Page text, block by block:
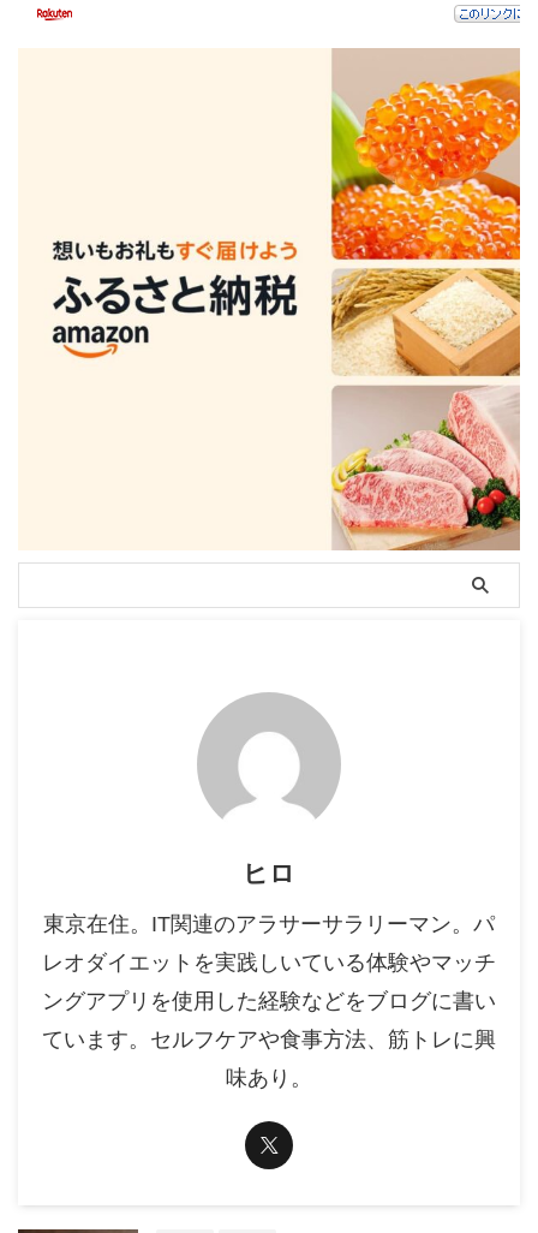
ヒロ
東京在住。IT関連のアラサーサラリーマン。パ
レオダイエットを実践しいている体験やマッチ
ングアプリを使用した経験などをブログに書い
ています。セルフケアや食事方法、筋トレに興
味あり。